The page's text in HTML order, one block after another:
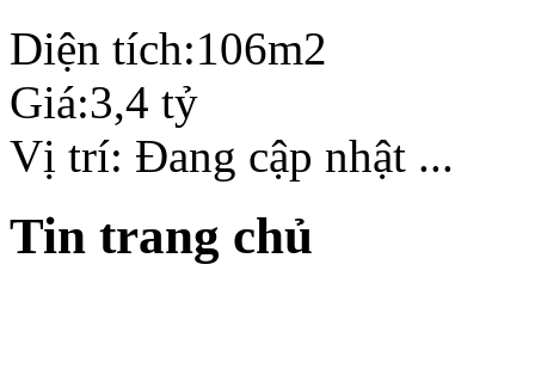
Diện tích:106m2
Giá:3,4 tỷ
Vị trí: Đang cập nhật ...
Tin trang chủ